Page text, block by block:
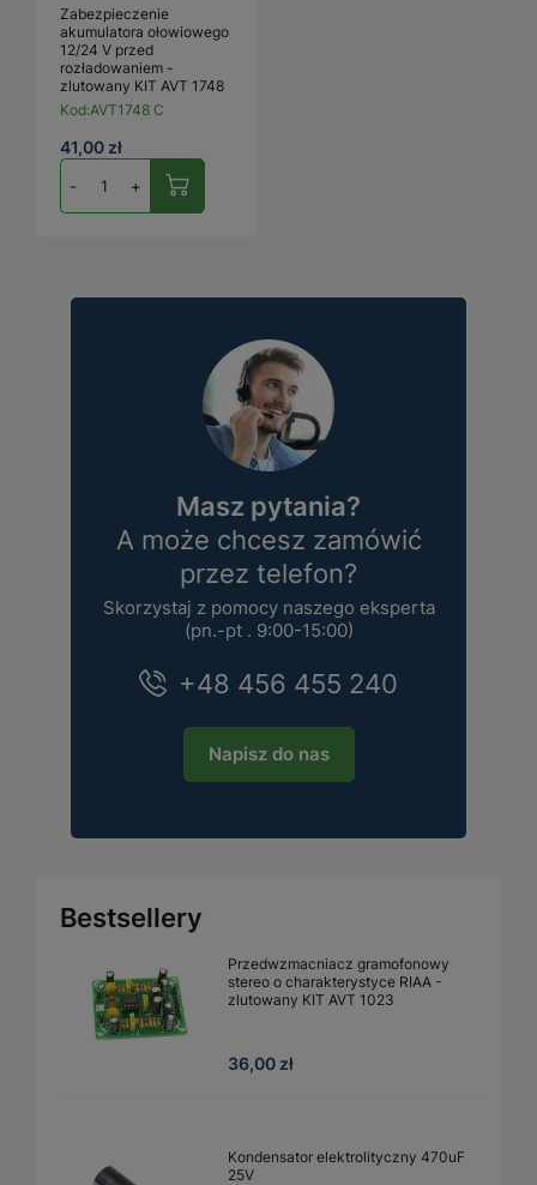
Zabezpieczenie
akumulatora ołowiowego
12/24 V przed
rozładowaniem -
zlutowany KIT AVT 1748
Kod:AVT1748 C
41,00 zł
- +
Masz pytania?
A może chcesz zamówić
przez telefon?
Skorzystaj z pomocy naszego eksperta
(pn.-pt . 9:00-15:00)
+48 456 455 240
Napisz do nas
Bestsellery
Przedwzmacniacz gramofonowy
stereo o charakterystyce RIAA -
zlutowany KIT AVT 1023
36,00 zł
Kondensator elektrolityczny 470uF
25V